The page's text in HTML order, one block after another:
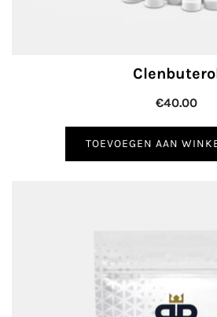
€40.00
TOEVOEGEN AAN